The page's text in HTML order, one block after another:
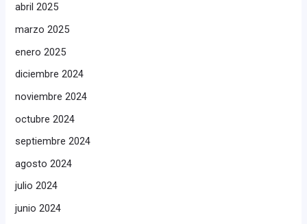
abril 2025
marzo 2025
enero 2025
diciembre 2024
noviembre 2024
octubre 2024
septiembre 2024
agosto 2024
julio 2024
junio 2024